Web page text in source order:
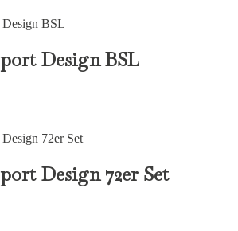
Design BSL
Design 72er Set